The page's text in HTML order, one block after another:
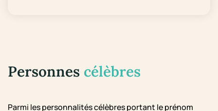
Personnes célèbres
Parmi les personnalités célèbres portant le prénom